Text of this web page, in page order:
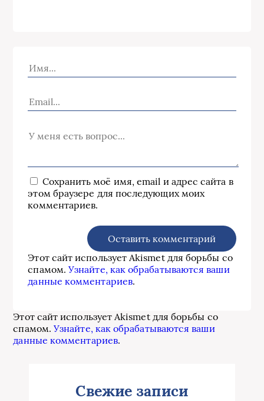
Сохранить моё имя, email и адрес сайта в
этом браузере для последующих моих
комментариев.
Этот сайт использует Akismet для борьбы со
спамом.Узнайте, как обрабатываются ваши
данные комментариев.
Этот сайт использует Akismet для борьбы со
спамом.Узнайте, как обрабатываются ваши
данные комментариев.
Свежие записи